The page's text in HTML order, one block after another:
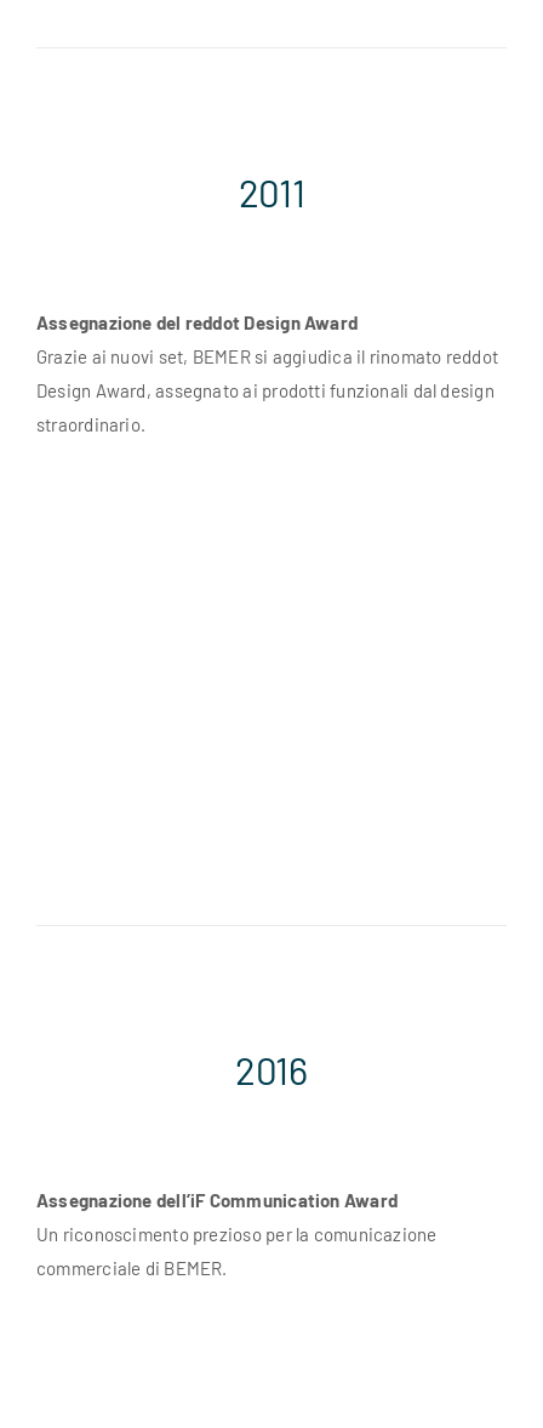
2011
Assegnazione del reddot Design Award
Grazie ai nuovi set, BEMER si aggiudica il rinomato reddot
Design Award, assegnato ai prodotti funzionali dal design
straordinario.
2016
Assegnazione dell’iF Communication Award
Un riconoscimento prezioso per la comunicazione
commerciale di BEMER.